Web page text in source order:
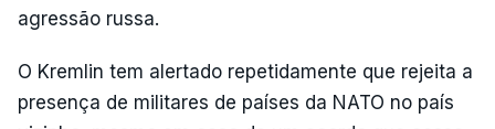
agressão russa.
O Kremlin tem alertado repetidamente que rejeita a
presença de militares de países da NATO no país